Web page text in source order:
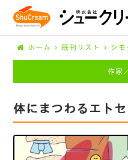
ホーム 既刊リスト シモ
作家
体にまつわるエト